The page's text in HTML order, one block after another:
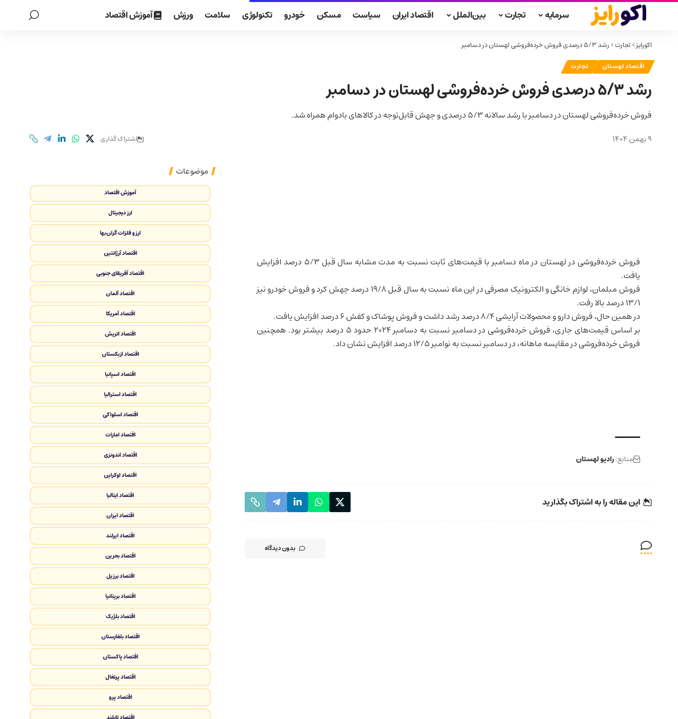
سرمایه تجارت بین‌الملل اقتصاد ایران سیاست مسکن خودرو تکنولوژی سلامت ورزش آموزش اقتصاد
اکورایز>تجارت>رشد ۵/۳ درصدی فروش خرده‌فروشی لهستان در دسامبر
اقتصاد لهستان تجارت
رشد ۵/۳ درصدی فروش خرده‌فروشی لهستان در دسامبر
فروش خرده‌فروشی لهستان در دسامبر با رشد سالانه ۵/۳ درصدی و جهش قابل‌توجه در کالاهای بادوام همراه شد.
9 بهمن 1404 اشتراک گذاری
فروش خرده‌فروشیدرلهستان
در ماه دسامبر با قیمت‌های ثابت نسبت به مدت مشابه سال قبل ۵/۳ درصد افزایش
یافت.
فروش مبلمان، لوازم خانگی و الکترونیک مصرفی در این ماه نسبت به سال قبل ۱۹/۸ درصد جهش کرد و فروش خودرو نیز
۱۳/۱ درصد بالا رفت.
در همین حال، فروش دارو و محصولات آرایشی ۸/۴ درصد رشد داشت و فروش پوشاک و کفش ۶ درصد افزایش یافت.
بر اساس قیمت‌های جاری، فروش خرده‌فروشی در دسامبر نسبت به دسامبر ۲۰۲۴ حدود ۵ درصد بیشتر بود. همچنین
فروش خرده‌فروشی در مقایسه ماهانه، در دسامبر نسبت به نوامبر ۱۲/۵ درصد افزایش نشان داد.
منابع:رادیو لهستان
این مقاله را به اشتراک بگذارید
بدون دیدگاه
موضوعات
آموزش اقتصاد
ارز دیجیتال
ارز و فلزات گران‌بها
اقتصاد آرژانتین
اقتصاد آفریقای جنوبی
اقتصاد آلمان
اقتصاد آمریکا
اقتصاد اتریش
اقتصاد ازبکستان
اقتصاد اسپانیا
اقتصاد استرالیا
اقتصاد اسلواکی
اقتصاد امارات
اقتصاد اندونزی
اقتصاد اوکراین
اقتصاد ایتالیا
اقتصاد ایران
اقتصاد ایرلند
اقتصاد بحرین
اقتصاد برزیل
اقتصاد بریتانیا
اقتصاد بلژیک
اقتصاد بلغارستان
اقتصاد پاکستان
اقتصاد پرتغال
اقتصاد پرو